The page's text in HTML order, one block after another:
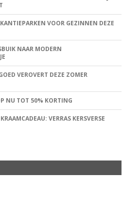
VOOR GEZINNEN DEZE
NAAR MODERN
VEROVERT DEZE ZOMER
NU TOT 50% KORTING
VERRAS KERSVERSE